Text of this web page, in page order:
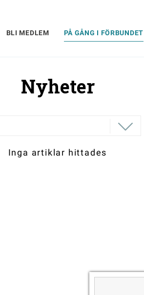
BLI MEDLEM PÅ GÅNG I FÖRBUNDET
Nyheter
Inga artiklar hittades